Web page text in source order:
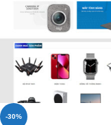
-30%